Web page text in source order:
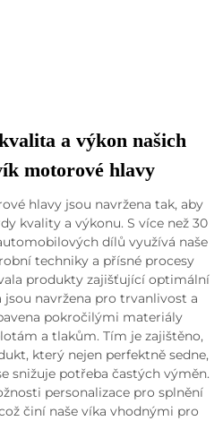
a výkon našich
motorové hlavy
hlavy jsou navržena tak, aby
kvality a výkonu. S více než 30
dílů využívá naše
techniky a přísné procesy
produkty zajišťující optimální
navržena pro trvanlivost a
pokročilými materiály
a tlakům. Tím je zajištěno,
který nejen perfektně sedne,
snižuje potřeba častých výměn.
personalizace pro splnění
činí naše víka vhodnými pro